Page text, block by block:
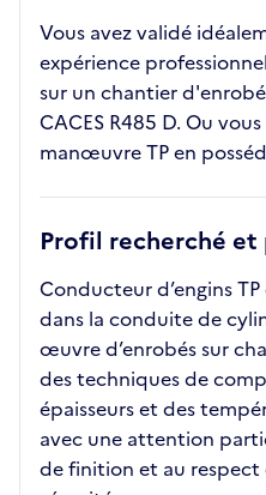
Vous avez validé
expérience
sur un chantier
CACES R485 D. Ou
manœuvre TP en
Profil recherché
Conducteur d’engins
dans la conduite de
œuvre d’enrobés sur
des techniques de
épaisseurs et des
avec une attention
de finition et au respect